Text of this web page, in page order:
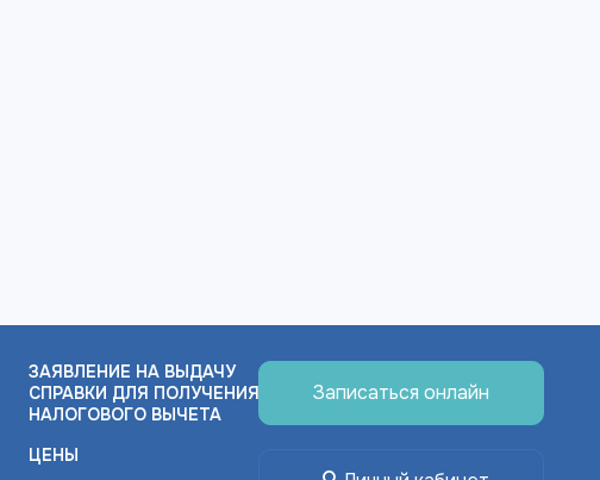
ЗАЯВЛЕНИЕ НА ВЫДАЧУ
СПРАВКИ ДЛЯ ПОЛУЧЕНИЯ
НАЛОГОВОГО ВЫЧЕТА
ЦЕНЫ
Записаться онлайн